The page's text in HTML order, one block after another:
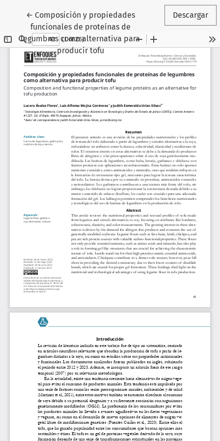
← Volver a los detalles del artículo
Composición y propiedades
funcionales de proteínas de
legumbres como alternativa para
producir tofu
Descargar